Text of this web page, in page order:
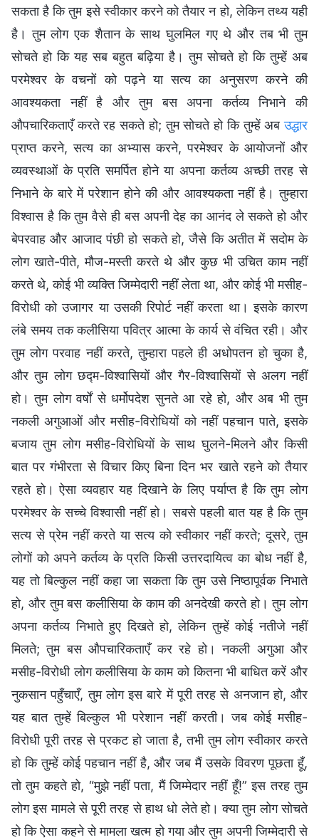
सकता है कि तुम इसे स्वीकार करने को तैयार न हो, लेकिन तथ्य यही
है। तुम लोग एक शैतान के साथ घुलमिल गए थे और तब भी तुम
सोचते हो कि यह सब बहुत बढ़िया है। तुम सोचते हो कि तुम्हें अब
परमेश्वर के वचनों को पढ़ने या सत्य का अनुसरण करने की
आवश्यकता नहीं है और तुम बस अपना कर्तव्य निभाने की
औपचारिकताएँ करते रह सकते हो; तुम सोचते हो कि तुम्हें अबउद्धार
प्राप्त करने, सत्य का अभ्यास करने, परमेश्वर के आयोजनों और
व्यवस्थाओं के प्रति समर्पित होने या अपना कर्तव्य अच्छी तरह से
निभाने के बारे में परेशान होने की और आवश्यकता नहीं है। तुम्हारा
विश्वास है कि तुम वैसे ही बस अपनी देह का आनंद ले सकते हो और
बेपरवाह और आजाद पंछी हो सकते हो, जैसे कि अतीत में सदोम के
लोग खाते-पीते, मौज-मस्ती करते थे और कुछ भी उचित काम नहीं
करते थे, कोई भी व्यक्ति जिम्मेदारी नहीं लेता था, और कोई भी मसीह-
विरोधी को उजागर या उसकी रिपोर्ट नहीं करता था। इसके कारण
लंबे समय तक कलीसिया पवित्र आत्मा के कार्य से वंचित रही। और
तुम लोग परवाह नहीं करते, तुम्हारा पहले ही अधोपतन हो चुका है,
और तुम लोग छद्म-विश्वासियों और गैर-विश्वासियों से अलग नहीं
हो। तुम लोग वर्षों से धर्मोपदेश सुनते आ रहे हो, और अब भी तुम
नकली अगुआओं और मसीह-विरोधियों को नहीं पहचान पाते, इसके
बजाय तुम लोग मसीह-विरोधियों के साथ घुलने-मिलने और किसी
बात पर गंभीरता से विचार किए बिना दिन भर खाते रहने को तैयार
रहते हो। ऐसा व्यवहार यह दिखाने के लिए पर्याप्त है कि तुम लोग
परमेश्वर के सच्चे विश्वासी नहीं हो। सबसे पहली बात यह है कि तुम
सत्य से प्रेम नहीं करते या सत्य को स्वीकार नहीं करते; दूसरे, तुम
लोगों को अपने कर्तव्य के प्रति किसी उत्तरदायित्व का बोध नहीं है,
यह तो बिल्कुल नहीं कहा जा सकता कि तुम उसे निष्ठापूर्वक निभाते
हो, और तुम बस कलीसिया के काम की अनदेखी करते हो। तुम लोग
अपना कर्तव्य निभाते हुए दिखते हो, लेकिन तुम्हें कोई नतीजे नहीं
मिलते; तुम बस औपचारिकताएँ कर रहे हो। नकली अगुआ और
मसीह-विरोधी लोग कलीसिया के काम को कितना भी बाधित करें और
नुकसान पहुँचाएँ, तुम लोग इस बारे में पूरी तरह से अनजान हो, और
यह बात तुम्हें बिल्कुल भी परेशान नहीं करती। जब कोई मसीह-
विरोधी पूरी तरह से प्रकट हो जाता है, तभी तुम लोग स्वीकार करते
हो कि तुम्हें कोई पहचान नहीं है, और जब मैं उसके विवरण पूछता हूँ,
तो तुम कहते हो, “मुझे नहीं पता, मैं जिम्मेदार नहीं हूँ!” इस तरह तुम
लोग इस मामले से पूरी तरह से हाथ धो लेते हो। क्या तुम लोग सोचते
हो कि ऐसा कहने से मामला खत्म हो गया और तुम अपनी जिम्मेदारी से